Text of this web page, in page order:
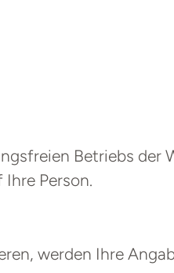
Betriebs der
Person.
werden Ihre